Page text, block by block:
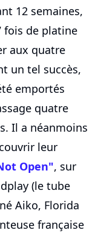
12 semaines,
fois de platine
aux quatre
un tel succès,
emportés
quatre
Il a néanmoins
leur
Open", sur
(le tube
Aiko, Florida
française